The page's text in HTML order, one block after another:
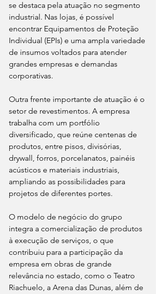
se destaca pela atuação no segmento
industrial. Nas lojas, é possível
encontrar Equipamentos de Proteção
Individual (EPIs) e uma ampla variedade
de insumos voltados para atender
grandes empresas e demandas
corporativas.
Outra frente importante de atuação é o
setor de revestimentos. A empresa
trabalha com um portfólio
diversificado, que reúne centenas de
produtos, entre pisos, divisórias,
drywall, forros, porcelanatos, painéis
acústicos e materiais industriais,
ampliando as possibilidades para
projetos de diferentes portes.
O modelo de negócio do grupo
integra a comercialização de produtos
à execução de serviços, o que
contribuiu para a participação da
empresa em obras de grande
relevância no estado, como o Teatro
Riachuelo, a Arena das Dunas, além de